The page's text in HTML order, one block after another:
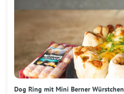
Dog Ring mit Mini Berner Würstchen